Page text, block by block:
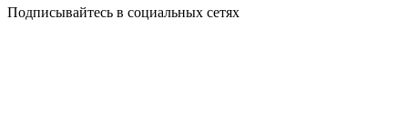
Подписывайтесь в социальных сетях